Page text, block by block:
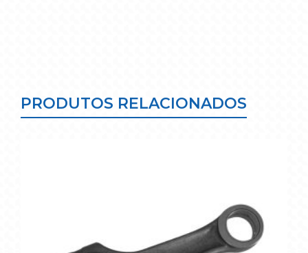
PRODUTOS RELACIONADOS